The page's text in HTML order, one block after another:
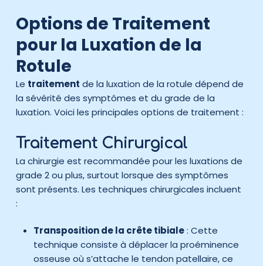
Options de Traitement
pour la Luxation de la
Rotule
Le traitement de la luxation de la rotule dépend de
la sévérité des symptômes et du grade de la
luxation. Voici les principales options de traitement :
Traitement Chirurgical
La chirurgie est recommandée pour les luxations de
grade 2 ou plus, surtout lorsque des symptômes
sont présents. Les techniques chirurgicales incluent
:
Transposition de la crête tibiale: Cette
technique consiste à déplacer la proéminence
osseuse où s’attache le tendon patellaire, ce